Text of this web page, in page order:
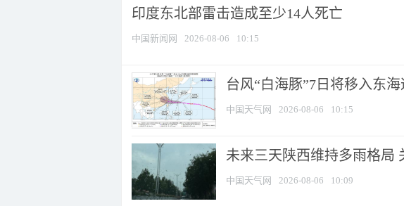
印度东北部雷击造成至少14人死亡
中国新闻网 2026-08-06 10:15
台风“白海豚”7日将移入东
中国天气网 2026-08-06 10:15
未来三天陕西维持多雨格局
中国天气网 2026-08-06 10:09